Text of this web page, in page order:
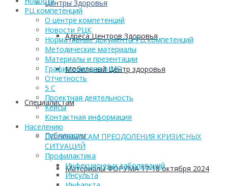
Центры Здоровья
Адреса Центров Здоровья
Мобильный Центр здоровья
Cпециалистам
Публикации
Материалы ФОРУМА 17-18 октября 2024
РЦ компетенций
О центре компетенций
Новости РЦК
Нормативные документы РЦ компетенций
Методические материалы
Материалы и презентации
График выездов в МО
Отчетность
5 С
Проектная деятельность
Кейсы
Контактная информация
Населению
ПО ВОПРОСАМ ПРЕОДОЛЕНИЯ КРИЗИСНЫХ
СИТУАЦИЙ
Профилактика
Инфекционных заболеваний
Инсульта